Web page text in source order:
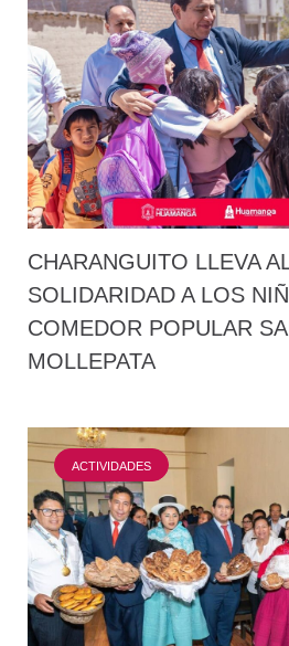
CHARANGUITO LLEVA
SOLIDARIDAD A LOS
COMEDOR POPULAR
MOLLEPATA
ACTIVIDADES